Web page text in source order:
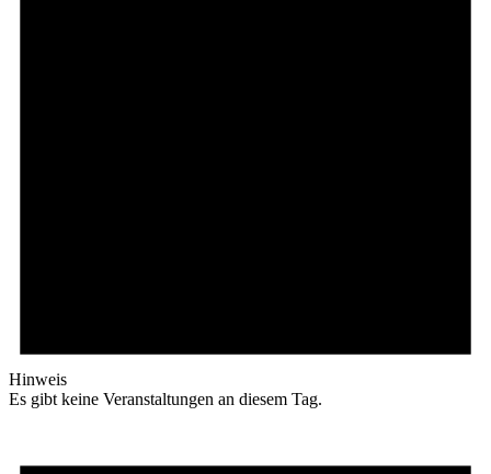
Hinweis
Es gibt keine Veranstaltungen an diesem Tag.